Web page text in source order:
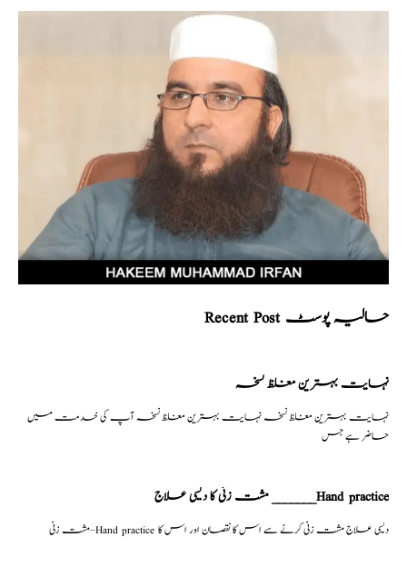
Recent Post حالیہ پوسٹ
نہایت بہترین مغلظ نسخہ
نہایت بہترین مغلظ نسخہ نہایت بہترین مغلظ نسخہ آپ کی خدمت میں
حاضر ہے جس
مشت زنی کا دیسی علاج _______Hand practice
مشت زنی–Hand practice دیسی علاج مشت زنی کرنے سے اس کا نقصان اور اس کا